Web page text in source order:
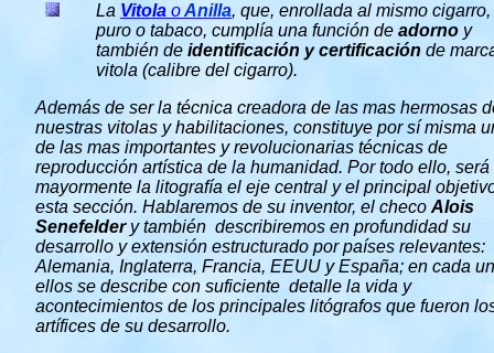
La Vitola oAnilla, que, enrollada al mismo cigarro,
puro o tabaco, cumplía una función de adorno y
también de identificación y certificación de
vitola (calibre del cigarro).
Además de ser la técnica creadora de las mas hermosas
nuestras vitolas y habilitaciones, constituye por sí misma
de las mas importantes y revolucionarias técnicas de
reproducción artística de la humanidad. Por todo ello, será
mayormente la litografía el eje central y el principal
esta sección. Hablaremos de su inventor, el checo Alois
Senefeldery también describiremos en profundidad su
desarrollo y extensión estructurado por países relevantes:
Alemania, Inglaterra, Francia, EEUU y España; en cada
ellos se describe con suficiente detalle la vida y
acontecimientos de los principales litógrafos que fueron
artífices de su desarrollo.